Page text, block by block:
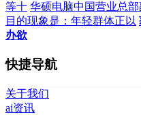
等十 华硕电脑中国营业总
目的现象是：年轻群体正以
办欲
快捷导航
关于我们
ai资讯